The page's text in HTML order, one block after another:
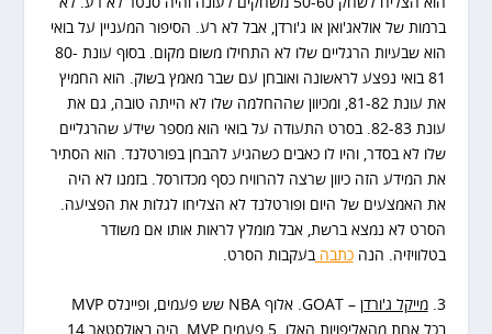
ברמות של אולאג'ואן או ג'ורדן, אבל לא רע. הסיפור המעניין על בואי
הוא שבעיות הרגליים שלו לא התחילו משום מקום. בסוף עונת 80-
81 בואי נפצע לראשונה ואובחן עם שבר מאמץ בשוק. הוא החמיץ
את עונת 81-82, ומכיוון שההחלמה שלו לא הייתה טובה, גם את
עונת 82-83. בסרט התעודה על בואי הוא מספר שידע שהרגליים
שלו לא בסדר, והיו לו כאבים כשהגיע להבחן בפורטלנד. הוא הסתיר
את המידע הזה כיוון שרצה להרוויח כסף מכדורסל. בזמנו לא היה
את האמצעים של היום ופורטלנד לא הצליחו לגלות את הפציעה.
הסרט לא נמצא ברשת, אבל מומלץ לראות אותו אם משודר
בטלוויזיה. הנהכתבהבעקבות הסרט.
3. מייקל ג'ורדן
– GOAT. אלוף NBA שש פעמים, ופיינלס MVP